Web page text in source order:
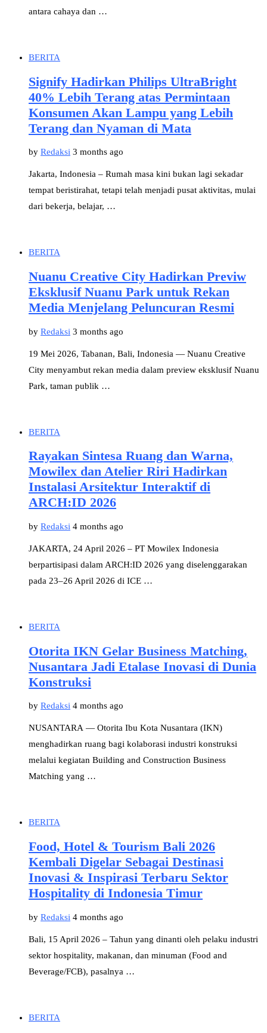
antara cahaya dan …
BERITA
Signify Hadirkan Philips UltraBright
40% Lebih Terang atas Permintaan
Konsumen Akan Lampu yang Lebih
Terang dan Nyaman di Mata
by Redaksi 3 months ago
Jakarta, Indonesia – Rumah masa kini bukan lagi sekadar
tempat beristirahat, tetapi telah menjadi pusat aktivitas, mulai
dari bekerja, belajar, …
BERITA
Nuanu Creative City Hadirkan Previw
Eksklusif Nuanu Park untuk Rekan
Media Menjelang Peluncuran Resmi
by Redaksi 3 months ago
19 Mei 2026, Tabanan, Bali, Indonesia — Nuanu Creative
City menyambut rekan media dalam preview eksklusif Nuanu
Park, taman publik …
BERITA
Rayakan Sintesa Ruang dan Warna,
Mowilex dan Atelier Riri Hadirkan
Instalasi Arsitektur Interaktif di
ARCH:ID 2026
by Redaksi 4 months ago
JAKARTA, 24 April 2026 – PT Mowilex Indonesia
berpartisipasi dalam ARCH:ID 2026 yang diselenggarakan
pada 23–26 April 2026 di ICE …
BERITA
Otorita IKN Gelar Business Matching,
Nusantara Jadi Etalase Inovasi di Dunia
Konstruksi
by Redaksi 4 months ago
NUSANTARA — Otorita Ibu Kota Nusantara (IKN)
menghadirkan ruang bagi kolaborasi industri konstruksi
melalui kegiatan Building and Construction Business
Matching yang …
BERITA
Food, Hotel & Tourism Bali 2026
Kembali Digelar Sebagai Destinasi
Inovasi & Inspirasi Terbaru Sektor
Hospitality di Indonesia Timur
by Redaksi 4 months ago
Bali, 15 April 2026 – Tahun yang dinanti oleh pelaku industri
sektor hospitality, makanan, dan minuman (Food and
Beverage/FCB), pasalnya …
BERITA